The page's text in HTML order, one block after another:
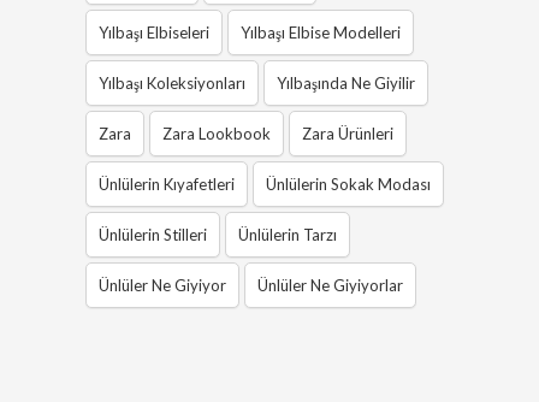
Yılbaşı Elbiseleri Yılbaşı Elbise Modelleri
Yılbaşı Koleksiyonları Yılbaşında Ne Giyilir
Zara Zara Lookbook Zara Ürünleri
Ünlülerin Kıyafetleri Ünlülerin Sokak Modası
Ünlülerin Stilleri Ünlülerin Tarzı
Ünlüler Ne Giyiyor Ünlüler Ne Giyiyorlar